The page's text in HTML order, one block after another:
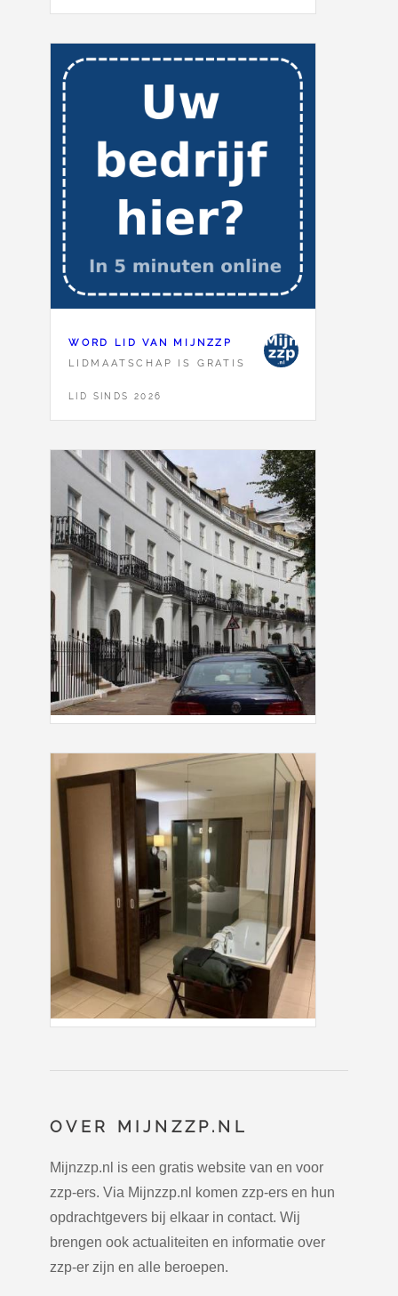
WORD LID VAN MIJNZZP
LIDMAATSCHAP IS GRATIS
LID SINDS 2026
OVER MIJNZZP.NL
Mijnzzp.nl is een gratis website van en voor
zzp-ers. Via Mijnzzp.nl komen zzp-ers en hun
opdrachtgevers bij elkaar in contact. Wij
brengen ook actualiteiten en informatie over
zzp-er zijn en alle beroepen.